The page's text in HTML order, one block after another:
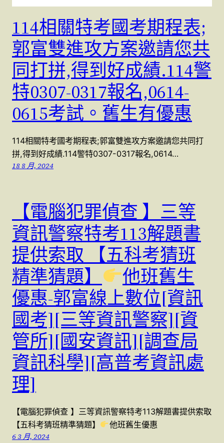
114相關特考國考期程表;
郭富雙進攻方案邀請您共
同打拼,得到好成績.114警
特0307-0317報名,0614-
0615考試。舊生有優惠
114相關特考國考期程表;郭富雙進攻方案邀請您共同打
拼,得到好成績.114警特0307-0317報名,0614…
18 8 月, 2024
【電腦犯罪偵查 】三等
資訊警察特考113解題書
提供索取 【五科考猜班
精準猜題】
他班舊生
優惠-郭富線上數位[資訊
國考][三等資訊警察][資
管所][國安資訊][調查局
資訊科學][高普考資訊處
理]
【電腦犯罪偵查 】三等資訊警察特考113解題書提供索取
【五科考猜班精準猜題】
他班舊生優惠
6 3 月, 2024